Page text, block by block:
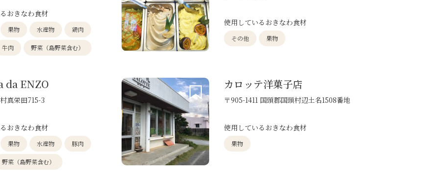
おきなわ食材
果物 水産物 鶏肉
牛肉 野菜（島野菜含む）
使用しているおきなわ食材
その他 果物
da ENZO
真栄田715-3
おきなわ食材
果物 水産物 豚肉
野菜（島野菜含む）
カロッテ洋菓子店
〒905-1411 国頭郡国頭村辺土名1508番地
使用しているおきなわ食材
果物